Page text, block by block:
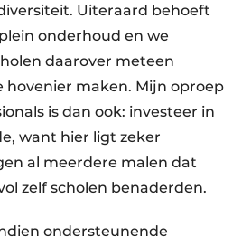
Uiteraard behoeft
onderhoud en we
daarover meteen
hovenier maken. Mijn oproep
is dan ook: investeer in
want hier ligt zeker
al meerdere malen dat
zelf scholen benaderden.
ondersteunende